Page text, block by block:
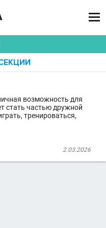

возможность для
стать частью дружной
тренироваться,
2.03.2026